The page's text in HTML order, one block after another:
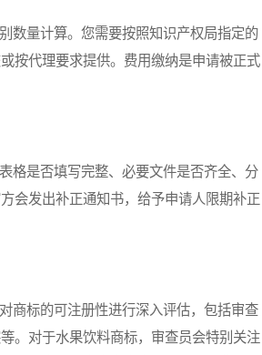
量计算。您需要按照知识产权局指定的
按代理要求提供。费用缴纳是申请被正式
是否填写完整、必要文件是否齐全、分
会发出补正通知书，给予申请人限期补正
标的可注册性进行深入评估，包括审查
。对于水果饮料商标，审查员会特别关注